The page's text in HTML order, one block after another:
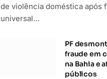
de violência doméstica após
universal…
PF
fraude em
na Bahia e
públicos